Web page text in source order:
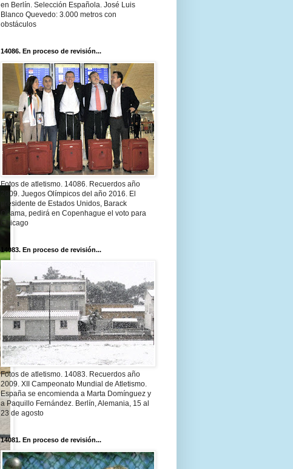
en Berlín. Selección Española. José Luis
Blanco Quevedo: 3.000 metros con
obstáculos
14086. En proceso de revisión...
Fotos de atletismo. 14086. Recuerdos año
2009. Juegos Olímpicos del año 2016. El
presidente de Estados Unidos, Barack
Obama, pedirá en Copenhague el voto para
Chicago
14083. En proceso de revisión...
Fotos de atletismo. 14083. Recuerdos año
2009. XII Campeonato Mundial de Atletismo.
España se encomienda a Marta Domínguez y
a Paquillo Fernández. Berlín, Alemania, 15 al
23 de agosto
14081. En proceso de revisión...